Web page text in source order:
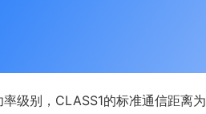
级别，CLASS1的标准通信距离